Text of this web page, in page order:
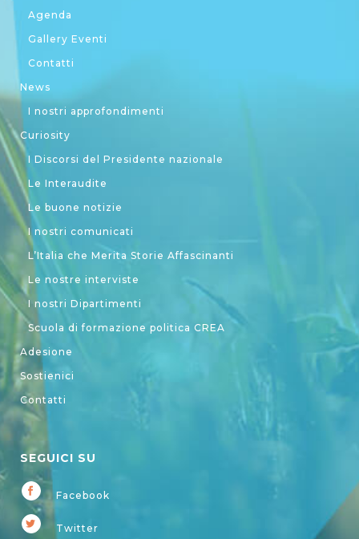
Agenda
Gallery Eventi
Contatti
News
I nostri approfondimenti
Curiosity
I Discorsi del Presidente nazionale
Le Interaudite
Le buone notizie
I nostri comunicati
L’Italia che Merita Storie Affascinanti
Le nostre interviste
I nostri Dipartimenti
Scuola di formazione politica CREA
Adesione
Sostienici
Contatti
SEGUICI SU
Facebook
Twitter